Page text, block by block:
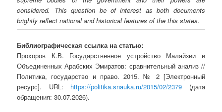
considered. This question be of interest as both documents
brightly reflect national and historical features of the this states.
Библиографическая ссылка на статью:
Прохоров К.В. Государственное устройство Малайзии и
Объединенных Арабских Эмиратов: сравнительный анализ //
Политика, государство и право. 2015. № 2 [Электронный
ресурс]. URL: https://politika.snauka.ru/2015/02/2379 (дата
обращения: 30.07.2026).